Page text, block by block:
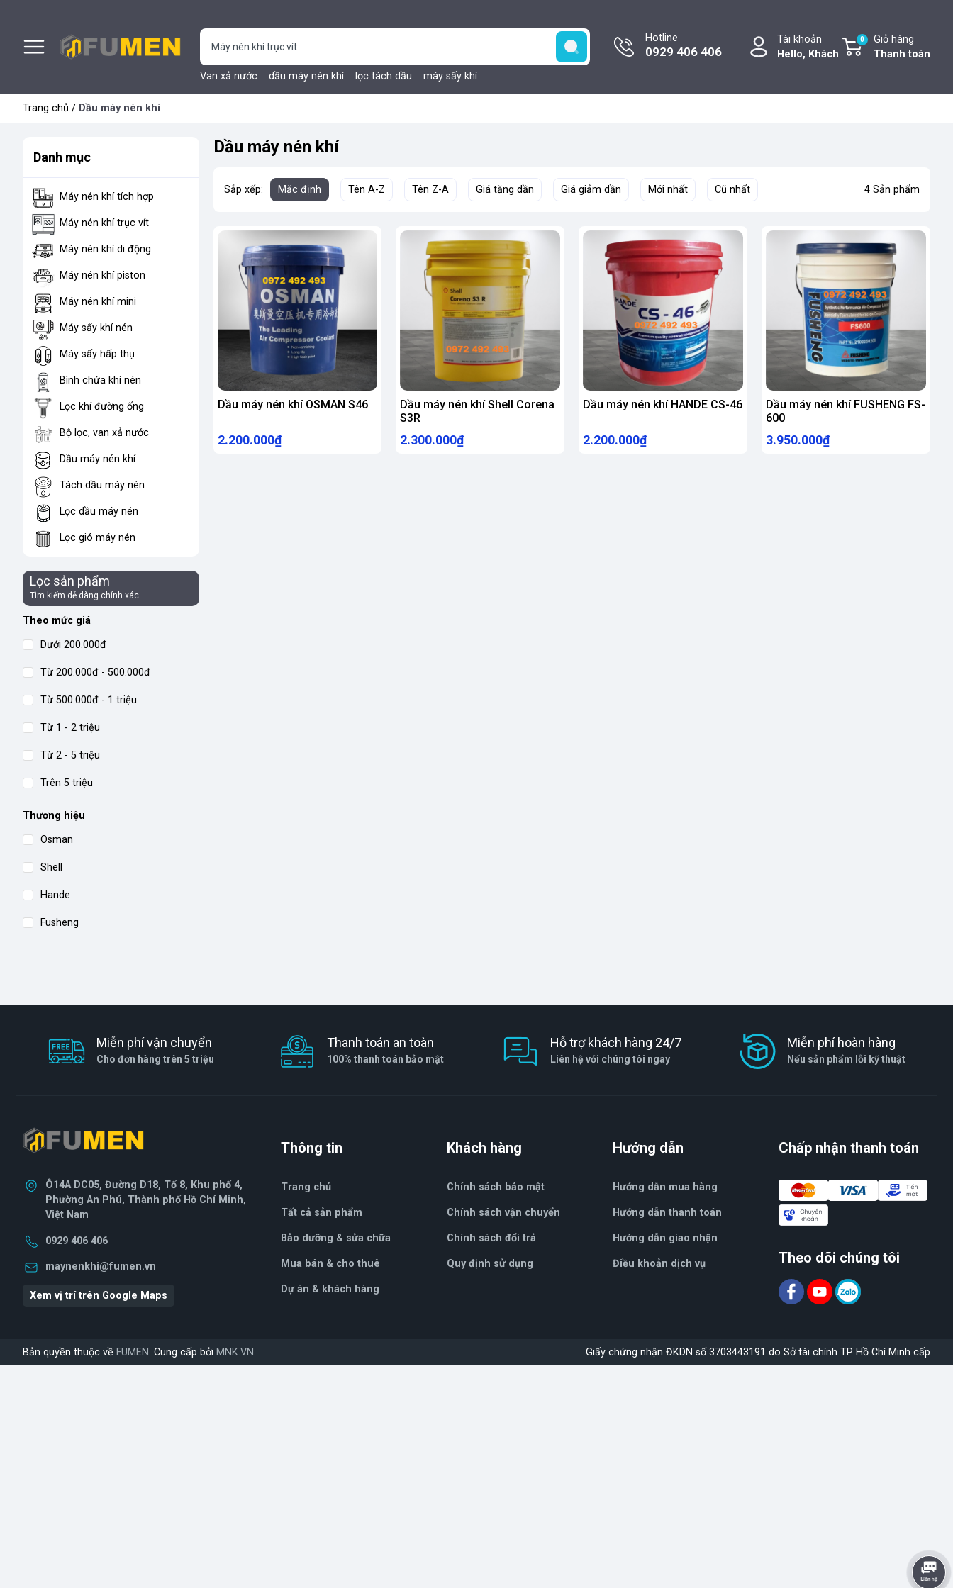
Van xả nước dầu máy nén khí lọc tách dầu máy sấy khí
Hotline
0929 406 406
Tài khoản
Hello, Khách
Giỏ hàng
Thanh toán
0
Trang chủ / Dầu máy nén khí
Danh mục
Máy nén khí tích hợp
Máy nén khí trục vít
Máy nén khí di động
Máy nén khí piston
Máy nén khí mini
Máy sấy khí nén
Máy sấy hấp thụ
Bình chứa khí nén
Lọc khí đường ống
Bộ lọc, van xả nước
Dầu máy nén khí
Tách dầu máy nén
Lọc dầu máy nén
Lọc gió máy nén
Lọc sản phẩm
Tìm kiếm dễ dàng chính xác
Theo mức giá
Dưới 200.000đ
Từ 200.000đ - 500.000đ
Từ 500.000đ - 1 triệu
Từ 1 - 2 triệu
Từ 2 - 5 triệu
Trên 5 triệu
Thương hiệu
Osman
Shell
Hande
Fusheng
Dầu máy nén khí
Sắp xếp: Mặc định Tên A-Z Tên Z-A Giá tăng dần Giá giảm dần Mới nhất Cũ nhất 4 Sản phẩm
Dầu máy nén khí OSMAN S46
2.200.000₫
Dầu máy nén khí Shell Corena
S3R
2.300.000₫
Dầu máy nén khí HANDE CS-46
2.200.000₫
Dầu máy nén khí FUSHENG FS-
600
3.950.000₫
Miễn phí vận chuyển
Cho đơn hàng trên 5 triệu
Thanh toán an toàn
100% thanh toán bảo mật
Hỗ trợ khách hàng 24/7
Liên hệ với chúng tôi ngay
Miễn phí hoàn hàng
Nếu sản phẩm lỗi kỹ thuật
Ô14A DC05, Đường D18, Tổ 8, Khu phố 4,
Phường An Phú, Thành phố Hồ Chí Minh,
Việt Nam
0929 406 406
maynenkhi@fumen.vn
Xem vị trí trên Google Maps
Thông tin
Trang chủ
Tất cả sản phẩm
Bảo dưỡng & sửa chữa
Mua bán & cho thuê
Dự án & khách hàng
Khách hàng
Chính sách bảo mật
Chính sách vận chuyển
Chính sách đổi trả
Quy định sử dụng
Hướng dẫn
Hướng dẫn mua hàng
Hướng dẫn thanh toán
Hướng dẫn giao nhận
Điều khoản dịch vụ
Chấp nhận thanh toán
Theo dõi chúng tôi
Bản quyền thuộc về FUMEN. Cung cấp bởi MNK.VN Giấy chứng nhận ĐKDN số 3703443191 do Sở tài chính TP Hồ Chí Minh cấp